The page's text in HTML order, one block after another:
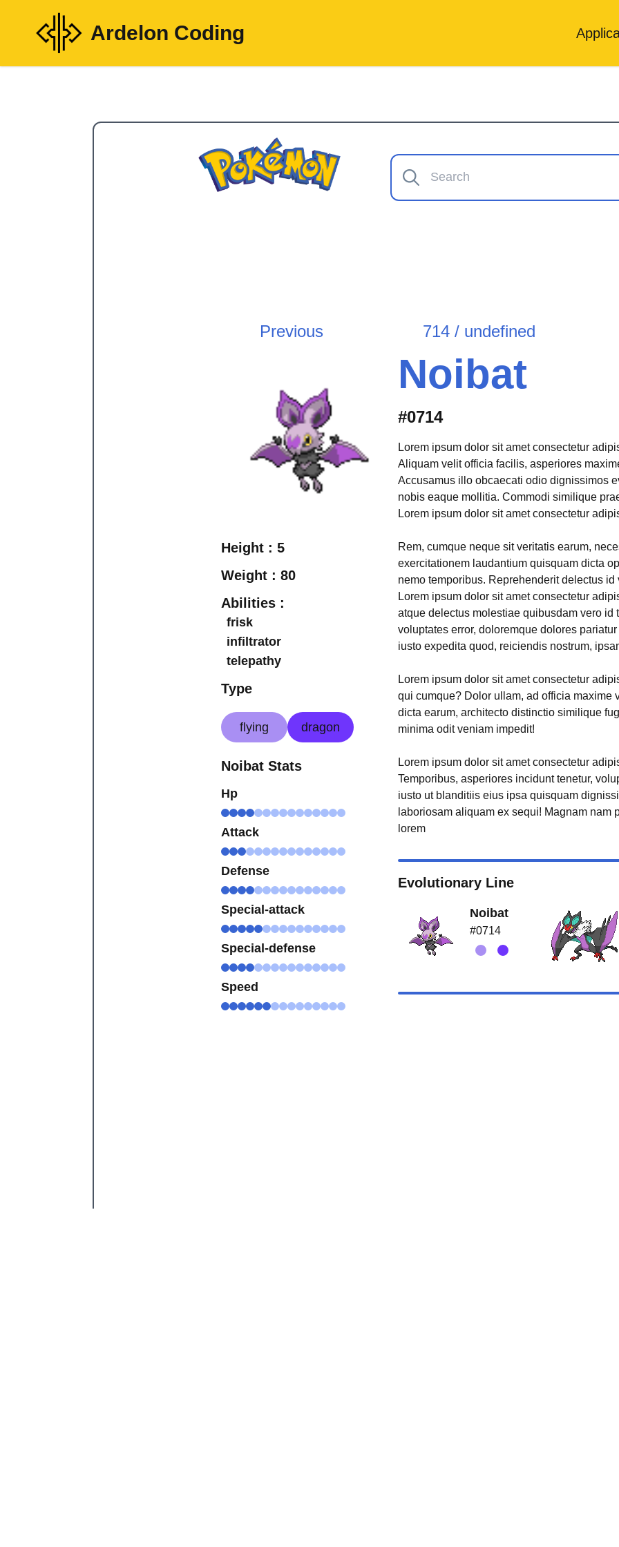
Ardelon Coding
Previous 714 / undefined
Height :5
Weight :80
Abilities :
frisk
infiltrator
telepathy
Type
flying dragon
Noibat Stats
Hp
Attack
Defense
Special-attack
Special-defense
Speed
Noibat
#0714
Lorem ipsum dolor sit amet consectetur
Aliquam velit officia facilis, asperiores
Accusamus illo obcaecati odio dignissimos
nobis eaque mollitia. Commodi similique
Lorem ipsum dolor sit amet consectetur
Rem, cumque neque sit veritatis earum,
exercitationem laudantium quisquam dicta
nemo temporibus. Reprehenderit delectus id
Lorem ipsum dolor sit amet consectetur
atque delectus molestiae quibusdam vero id
voluptates error, doloremque dolores
iusto expedita quod, reiciendis nostrum,
Lorem ipsum dolor sit amet consectetur
qui cumque? Dolor ullam, ad officia maxime
dicta earum, architecto distinctio similique
minima odit veniam impedit!
Lorem ipsum dolor sit amet consectetur
Temporibus, asperiores incidunt tenetur,
iusto ut blanditiis eius ipsa quisquam
laboriosam aliquam ex sequi! Magnam nam
lorem
Evolutionary Line
Noibat
#0714